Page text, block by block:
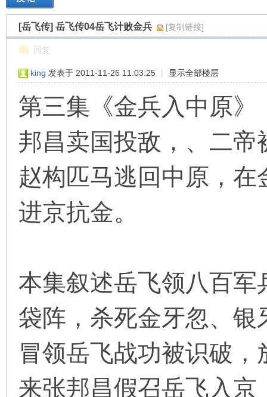
» › › ›
[岳飞传] 岳飞传04岳飞计败金兵 [复制链接]
回复
king 发表于 2011-11-26 11:03:25 | 显示全部楼层
第三集《金兵入中原
邦昌卖国投敌，、二
赵构匹马逃回中原，
进京抗金。
本集叙述岳飞领八百
袋阵，杀死金牙忽、
冒领岳飞战功被识破
来张邦昌假召岳飞入